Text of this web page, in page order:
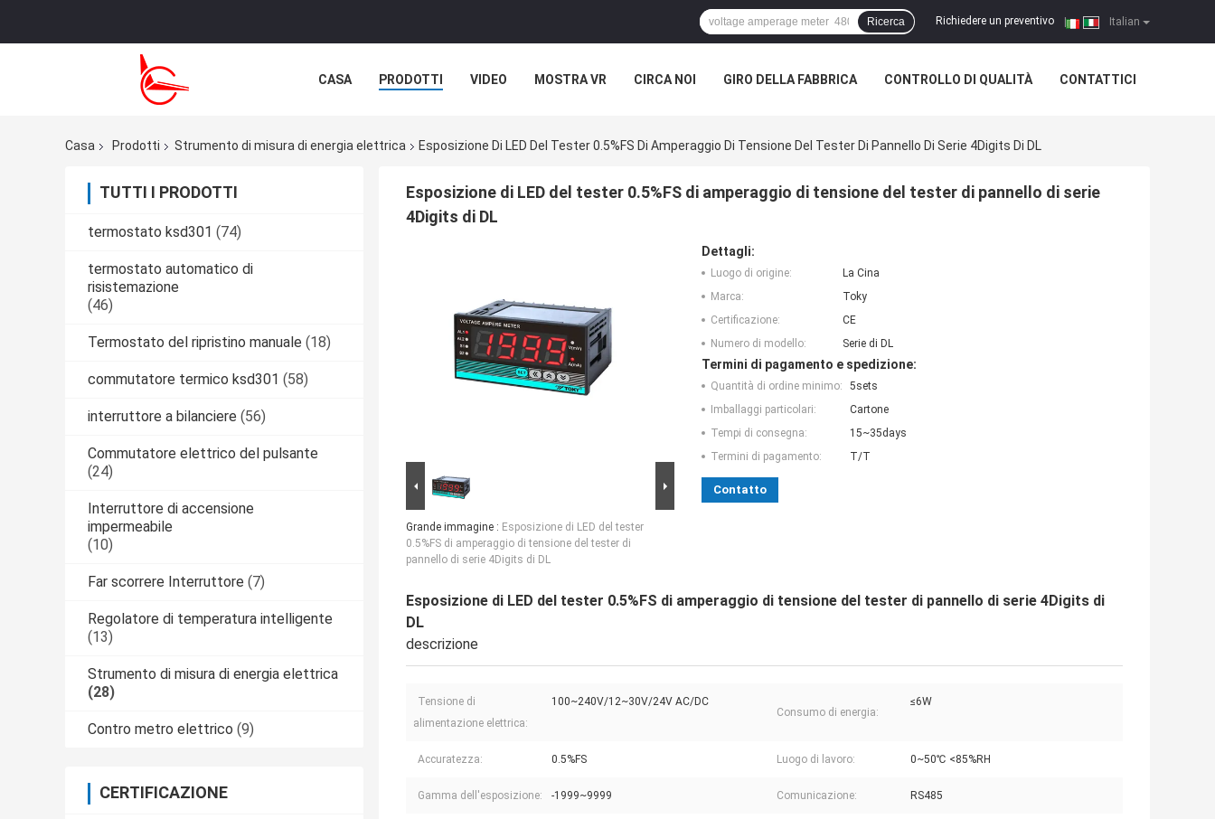
Italian
Richiedere un preventivo |
Ricerca
CASA PRODOTTI VIDEO MOSTRA VR CIRCA NOI GIRO DELLA FABBRICA CONTROLLO DI QUALITÀ CONTATTICI
Casa
Prodotti Strumento di misura di energia elettrica Esposizione Di LED Del Tester 0.5%FS Di Amperaggio Di Tensione Del Tester Di Pannello Di Serie 4Digits Di DL
TUTTI I PRODOTTI
termostato ksd301 (74)
termostato automatico di
risistemazione
(46)
Termostato del ripristino manuale (18)
commutatore termico ksd301 (58)
interruttore a bilanciere (56)
Commutatore elettrico del pulsante
(24)
Interruttore di accensione
impermeabile
(10)
Far scorrere Interruttore (7)
Regolatore di temperatura intelligente
(13)
Strumento di misura di energia elettrica
(28)
Contro metro elettrico (9)
CERTIFICAZIONE
Esposizione di LED del tester 0.5%FS di amperaggio di tensione del tester di pannello di serie
4Digits di DL
Grande immagine : Esposizione di LED del tester
0.5%FS di amperaggio di tensione del tester di
pannello di serie 4Digits di DL
Dettagli:
Luogo di origine:
La Cina
Marca:
Toky
Certificazione:
CE
Numero di modello:
Serie di DL
Termini di pagamento e spedizione:
Quantità di ordine minimo:
5sets
Imballaggi particolari:
Cartone
Tempi di consegna:
15~35days
Termini di pagamento:
T/T
Contatto
Esposizione di LED del tester 0.5%FS di amperaggio di tensione del tester di pannello di serie 4Digits di
DL
descrizione
Tensione di
alimentazione elettrica:
100~240V/12~30V/24V AC/DC
Consumo di energia:
≤6W
Accuratezza: 0.5%FS Luogo di lavoro: 0~50℃ <85%RH
Gamma dell'esposizione: -1999~9999 Comunicazione: RS485